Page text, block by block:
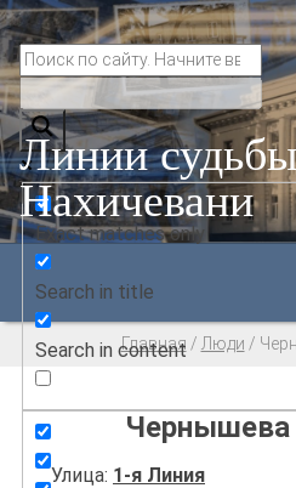
Линии
Нахичевани
Exact matches only
Search in title
Search in content
Главная / Люди /
Чернышева
Улица: 1-я Линия